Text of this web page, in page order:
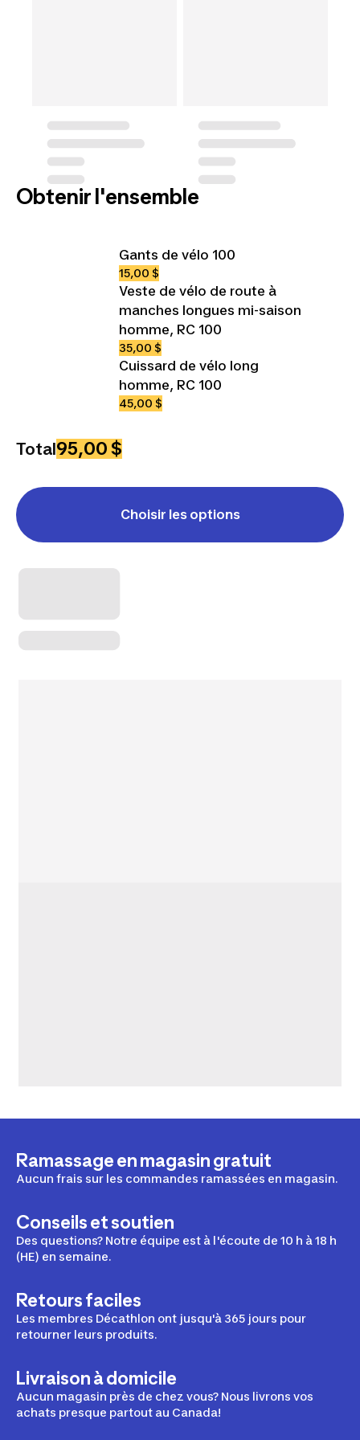
Obtenir l'ensemble
Gants de vélo 100
15,00 $
Veste de vélo de route à
manches longues mi-saison
homme, RC 100
35,00 $
Cuissard de vélo long
homme, RC 100
45,00 $
Total95,00 $
Choisir les options
Ramassage en magasin gratuit
Aucun frais sur les commandes ramassées en magasin.
Conseils et soutien
Des questions? Notre équipe est à l'écoute de 10 h à 18 h
(HE) en semaine.
Retours faciles
Les membres Décathlon ont jusqu'à 365 jours pour
retourner leurs produits.
Livraison à domicile
Aucun magasin près de chez vous? Nous livrons vos
achats presque partout au Canada!